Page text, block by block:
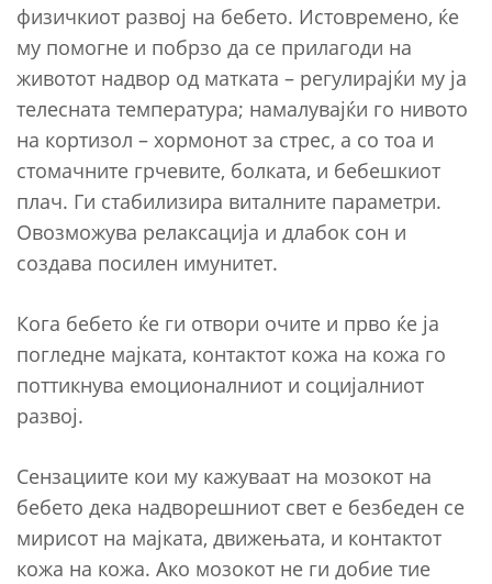
физичкиот развој на бебето. Истовремено, ќе
му помогне и побрзо да се прилагоди на
животот надвор од матката – регулирајќи му ја
телесната температура; намалувајќи го нивото
на кортизол – хормонот за стрес, а со тоа и
стомачните грчевите, болката, и бебешкиот
плач. Ги стабилизира виталните параметри.
Овозможува релаксација и длабок сон и
создава посилен имунитет.
Кога бебето ќе ги отвори очите и прво ќе ја
погледне мајката, контактот кожа на кожа го
поттикнува емоционалниот и социјалниот
развој.
Сензациите кои му кажуваат на мозокот на
бебето дека надворешниот свет е безбеден се
мирисот на мајката, движењата, и контактот
кожа на кожа. Ако мозокот не ги добие тие